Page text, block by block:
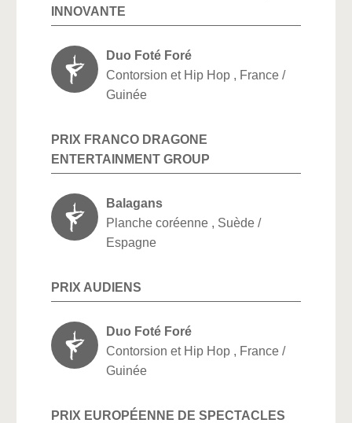
INNOVANTE
Duo Foté Foré
Contorsion et Hip Hop , France /
Guinée
PRIX FRANCO DRAGONE
ENTERTAINMENT GROUP
Balagans
Planche coréenne , Suède /
Espagne
PRIX AUDIENS
Duo Foté Foré
Contorsion et Hip Hop , France /
Guinée
PRIX EUROPÉENNE DE SPECTACLES